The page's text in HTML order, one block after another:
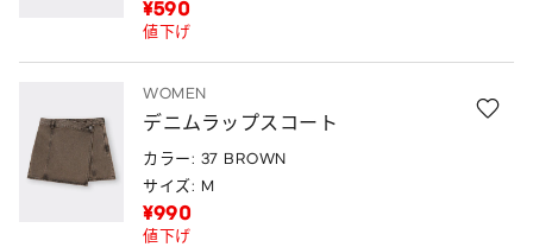
¥590
値下げ
WOMEN
デニムラップスコート
カラー: 37 BROWN
サイズ: M
¥990
値下げ